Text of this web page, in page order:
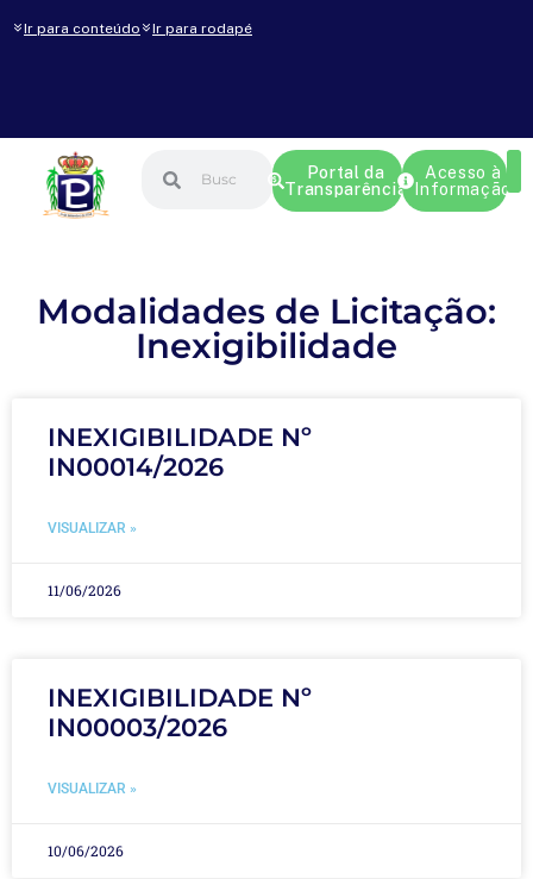
Ir para conteúdo Ir para rodapé
Portal da
Transparência
Acesso à
Informação
Modalidades de Licitação:
Inexigibilidade
INEXIGIBILIDADE Nº
IN00014/2026
VISUALIZAR »
11/06/2026
INEXIGIBILIDADE Nº
IN00003/2026
VISUALIZAR »
10/06/2026